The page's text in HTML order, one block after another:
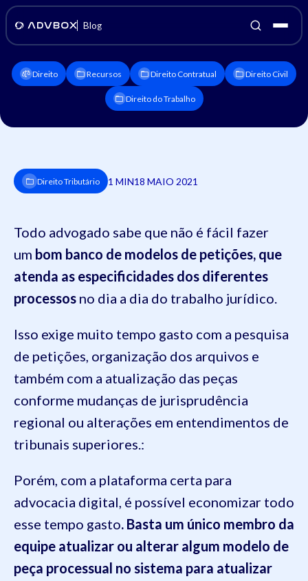
Blog
Direito Recursos Direito Contratual Direito Civil
Direito do Trabalho
Direito Tributário 1 MIN18 MAIO 2021
Todo advogado sabe que não é fácil fazer
um bom banco de modelos de petições, que
atenda as especificidades dos diferentes
processos no dia a dia do trabalho jurídico.
Isso exige muito tempo gasto com a pesquisa
de petições, organização dos arquivos e
também com a atualização das peças
conforme mudanças de jurisprudência
regional ou alterações em entendimentos de
tribunais superiores.:
Porém, com a plataforma certa para
advocacia digital, é possível economizar todo
esse tempo gasto. Basta um único membro da
equipe atualizar ou alterar algum modelo de
peça processual no sistema para atualizar